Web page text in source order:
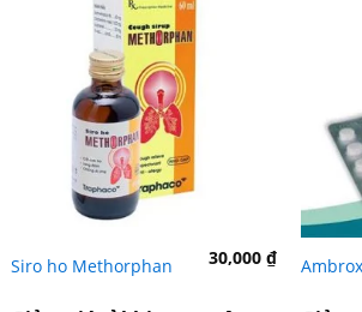
Siro ho Methorphan 30,000₫